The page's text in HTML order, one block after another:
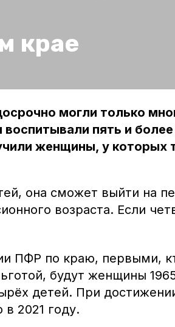
крае
могли только
пять и более
женщины, у которых
она сможет выйти на
возраста. Если
ПФР по краю, первыми,
будут женщины
детей. При
2021 году.